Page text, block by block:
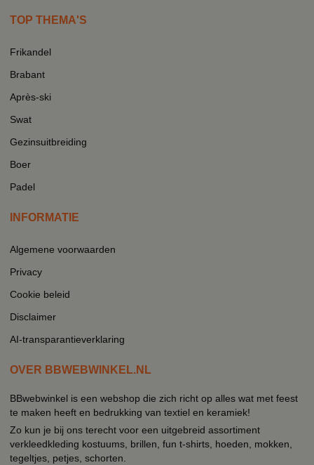
TOP THEMA'S
Frikandel
Brabant
Après-ski
Swat
Gezinsuitbreiding
Boer
Padel
INFORMATIE
Algemene voorwaarden
Privacy
Cookie beleid
Disclaimer
AI-transparantieverklaring
OVER BBWEBWINKEL.NL
BBwebwinkel is een webshop die zich richt op alles wat met feest
te maken heeft en bedrukking van textiel en keramiek!
Zo kun je bij ons terecht voor een uitgebreid assortiment
verkleedkleding kostuums, brillen, fun t-shirts, hoeden, mokken,
tegeltjes, petjes, schorten.